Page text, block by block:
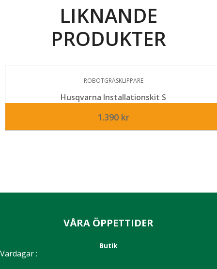
LIKNANDE
PRODUKTER
ROBOTGRÄSKLIPPARE
Husqvarna Installationskit S
1.390 kr
VÅRA ÖPPETTIDER
Butik
Vardagar :